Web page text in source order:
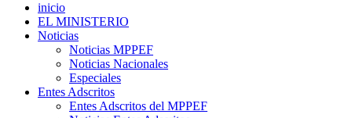
inicio
EL MINISTERIO
Noticias
Noticias MPPEF
Noticias Nacionales
Especiales
Entes Adscritos
Entes Adscritos del MPPEF